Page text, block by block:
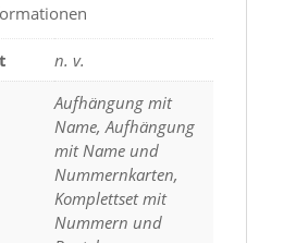
n. v.
Aufhängung mit
Name, Aufhängung
mit Name und
Nummernkarten,
Komplettset mit
Nummern und